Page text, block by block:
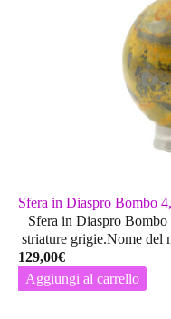
Sfera in Diaspro Bombo
Sfera in Diaspro
striature grigie.Nome del
129,00€
Aggiungi al carrello